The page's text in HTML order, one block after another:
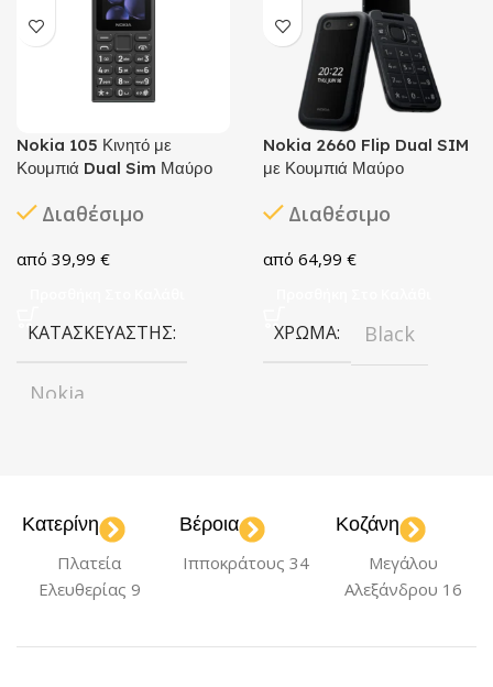
Nokia 105 Κινητό με
Κουμπιά Dual Sim Μαύρο
Διαθέσιμο
39,99 €
ΚΑΤΑΣΚΕΥΑΣΤΉΣ
Nokia
Nokia 2660 Flip Dual SIM
με Κουμπιά Μαύρο
Διαθέσιμο
64,99 €
ΧΡΏΜΑ Black
Κατερίνη
Πλατεία
Ελευθερίας 9
Βέροια
Ιπποκράτους 34
Κοζάνη
Μεγάλου
Αλεξάνδρου 16